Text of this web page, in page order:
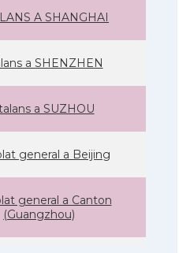
A SHANGHAI
a SHENZHEN
a SUZHOU
general a Beijing
general a Canton
(Guangzhou)